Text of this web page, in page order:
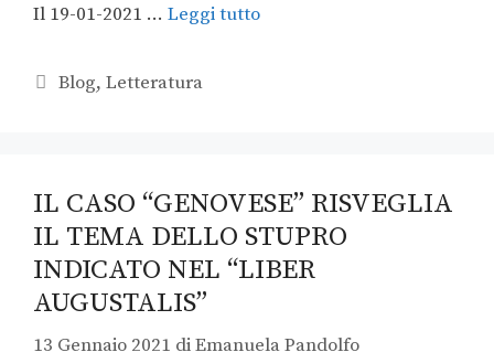
Il 19-01-2021 … Leggi tutto
Blog,Letteratura
IL CASO “GENOVESE” RISVEGLIA
IL TEMA DELLO STUPRO
INDICATO NEL “LIBER
AUGUSTALIS”
13 Gennaio 2021 diEmanuela Pandolfo